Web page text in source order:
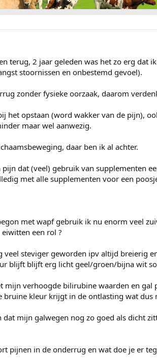
terug, 2 jaar geleden was het zo erg dat
stoornissen en onbestemd gevoel).
zonder fysieke oorzaak, daarom
het opstaan (word wakker van de pijn),
maar wel aanwezig.
daar ben ik al achter.
dat (veel) gebruik van supplementen
met alle supplementen voor een
met wapf gebruik ik nu enorm veel
een rol ?
steviger geworden ipv altijd breierig
blijft blijft erg licht geel/groen/bijna wit
mijn verhoogde bilirubine waarden en gal
bruine kleur krijgt in de ontlasting wat dus
mijn galwegen nog zo goed als dicht
pijnen in de onderrug en wat doe je er